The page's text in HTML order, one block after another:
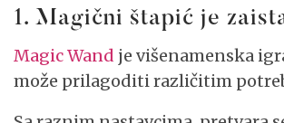
1. Magični štapić je
Magic Wand je višenamenska
može prilagoditi različitim